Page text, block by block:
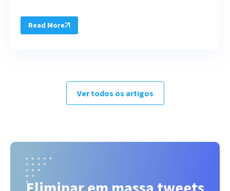
Read More
Ver todos os artigos